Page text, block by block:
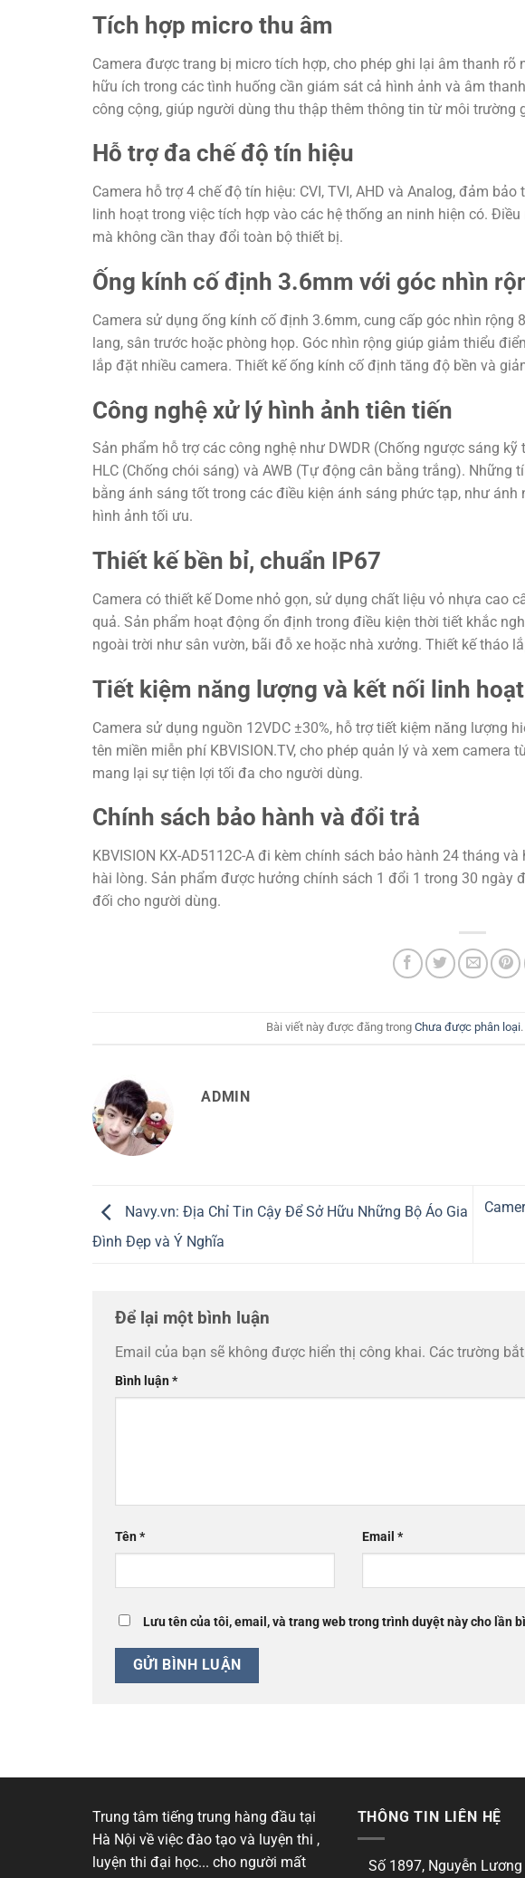
Tích hợp micro thu âm
Camera được trang bị micro tích hợp, cho phép ghi lại âm thanh
hữu ích trong các tình huống cần giám sát cả hình ảnh và âm
công cộng, giúp người dùng thu thập thêm thông tin từ môi trường
Hỗ trợ đa chế độ tín hiệu
Camera hỗ trợ 4 chế độ tín hiệu: CVI, TVI, AHD và Analog, đảm
linh hoạt trong việc tích hợp vào các hệ thống an ninh hiện có.
mà không cần thay đổi toàn bộ thiết bị.
Ống kính cố định 3.6mm với góc nhìn
Camera sử dụng ống kính cố định 3.6mm, cung cấp góc nhìn rộng
lang, sân trước hoặc phòng họp. Góc nhìn rộng giúp giảm thiểu
lắp đặt nhiều camera. Thiết kế ống kính cố định tăng độ bền và
Công nghệ xử lý hình ảnh tiên tiến
Sản phẩm hỗ trợ các công nghệ như DWDR (Chống ngược sáng kỹ
HLC (Chống chói sáng) và AWB (Tự động cân bằng trắng).
bằng ánh sáng tốt trong các điều kiện ánh sáng phức tạp, như
hình ảnh tối ưu.
Thiết kế bền bỉ, chuẩn IP67
Camera có thiết kế Dome nhỏ gọn, sử dụng chất liệu vỏ nhựa cao
quả. Sản phẩm hoạt động ổn định trong điều kiện thời tiết khắc
ngoài trời như sân vườn, bãi đỗ xe hoặc nhà xưởng. Thiết kế tháo
Tiết kiệm năng lượng và kết nối linh hoạt
Camera sử dụng nguồn 12VDC ±30%, hỗ trợ tiết kiệm năng lượng
tên miền miễn phí KBVISION.TV, cho phép quản lý và xem
mang lại sự tiện lợi tối đa cho người dùng.
Chính sách bảo hành và đổi trả
KBVISION KX-AD5112C-A đi kèm chính sách bảo hành 24 tháng
hài lòng. Sản phẩm được hưởng chính sách 1 đổi 1 trong 30 ngày
đối cho người dùng.
Bài viết này được đăng trong Chưa được phân loại
ADMIN
Navy.vn: Địa Chỉ Tin Cậy Để Sở Hữu Những Bộ Áo Gia
Đình Đẹp và Ý Nghĩa
Để lại một bình luận
Email của bạn sẽ không được hiển thị công khai. Các trường
Bình luận*
Tên* Email*
Lưu tên của tôi, email, và trang web trong trình duyệt này cho lần
Trung tâm tiếng trung hàng đầu tại
Hà Nội về việc đào tạo và luyện thi ,
luyện thi đại học... cho người mất
THÔNG TIN LIÊN HỆ
Số 1897, Nguyễn Lương